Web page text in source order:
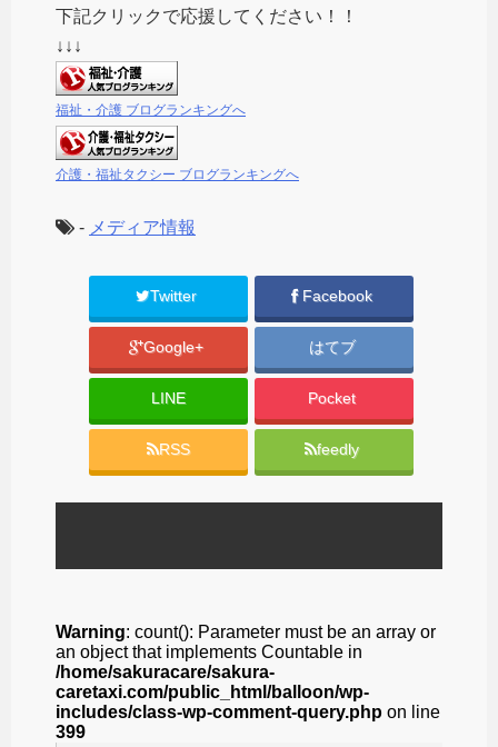
下記クリックで応援してください！！
↓↓↓
福祉・介護 ブログランキングへ
介護・福祉タクシー ブログランキングへ
- メディア情報
Twitter Facebook
Google+ はてブ
LINE Pocket
RSS feedly
Warning: count(): Parameter must be an array or
an object that implements Countable in
/home/sakuracare/sakura-
caretaxi.com/public_html/balloon/wp-
includes/class-wp-comment-query.php on line
399